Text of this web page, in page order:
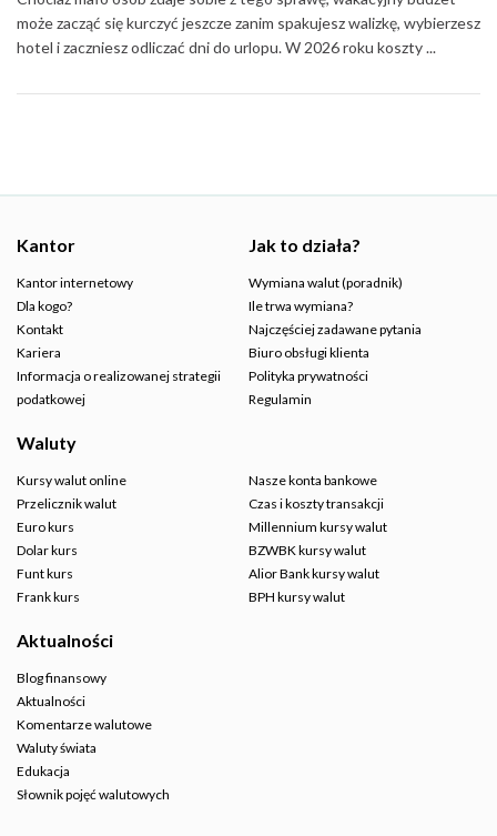
może zacząć się kurczyć jeszcze zanim spakujesz walizkę, wybierzesz
hotel i zaczniesz odliczać dni do urlopu. W 2026 roku koszty ...
Kantor
Kantor internetowy
Dla kogo?
Kontakt
Kariera
Informacja o realizowanej strategii
podatkowej
Jak to działa?
Wymiana walut (poradnik)
Ile trwa wymiana?
Najczęściej zadawane pytania
Biuro obsługi klienta
Polityka prywatności
Regulamin
Waluty
Kursy walut online
Przelicznik walut
Euro kurs
Dolar kurs
Funt kurs
Frank kurs
Nasze konta bankowe
Czas i koszty transakcji
Millennium kursy walut
BZWBK kursy walut
Alior Bank kursy walut
BPH kursy walut
Aktualności
Blog finansowy
Aktualności
Komentarze walutowe
Waluty świata
Edukacja
Słownik pojęć walutowych